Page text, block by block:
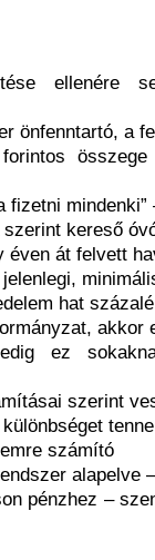
ellenére
önfenntartó, a
fizetni mindenki”
kereső
éven át felvett
hat
akkor
ez
szerint
számító
alapelve
pénzhez –